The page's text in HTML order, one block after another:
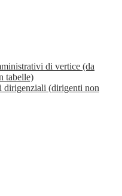
di vertice (da
tabelle)
dirigenziali (dirigenti non